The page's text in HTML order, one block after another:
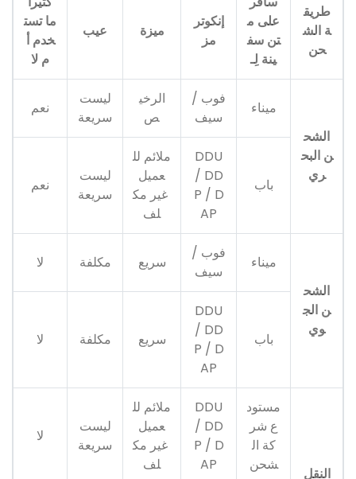
طريق
ة الش
حن
على م
تن سف
ينة لِـ
إنكوتر
مز
ميزة عيب
ما تست
خدم أ
م لا
الشح
ن البح
ري
ميناء
فوب /
سيف
الرخي
ص
ليست
سريعة
نعم
باب
DDU
/ DD
P / D
AP
ملائم لل
عميل
غير مك
لف
ليست
سريعة
نعم
الشح
ن الج
وي
ميناء
فوب /
سيف
سريع مكلفة لا
باب
DDU
/ DD
P / D
AP
سريع مكلفة لا
النقل
مستود
ع شر
كة ال
شحن
DDU
/ DD
P / D
AP
ملائم لل
عميل
غير مك
لف
ليست
سريعة
لا